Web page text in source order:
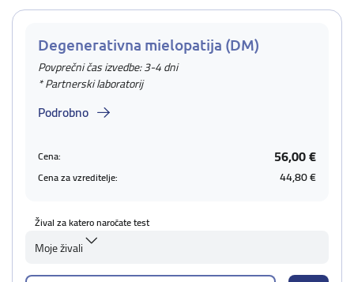
Degenerativna mielopatija (DM)
Povprečni čas izvedbe: 3-4 dni
* Partnerski laboratorij
Podrobno
Cena: 56,00 €
Cena za vzreditelje: 44,80 €
Žival za katero naročate test
Moje živali